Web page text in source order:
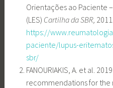
Orientações ao Paciente
(LES) Cartilha da SBR, 2011.
https://
paciente/lupus-
sbr/
FANOURIAKIS, A. et al.
recommendations for the